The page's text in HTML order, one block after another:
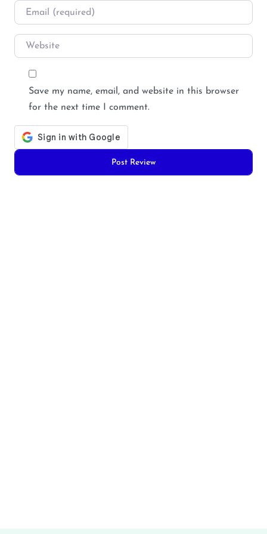
Email
Website
Save my name, email, and website in this browser
for the next time I comment.